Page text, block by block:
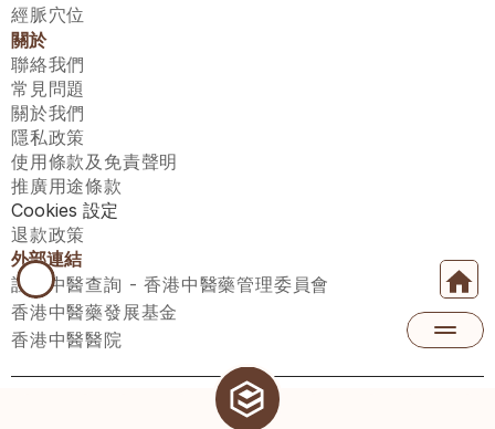
經脈穴位
關於
聯絡我們
常見問題
關於我們
隱私政策
使用條款及免責聲明
推廣用途條款
Cookies 設定
退款政策
外部連結
註冊中醫查詢 - 香港中醫藥管理委員會
香港中醫藥發展基金
香港中醫醫院
醫師匯有限公司 ECWAY LIMITED Copyright 2026© All rights